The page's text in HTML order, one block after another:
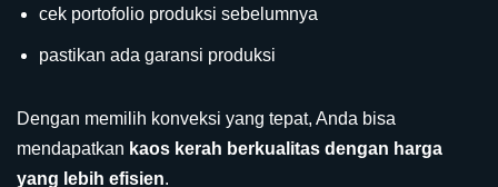
cek portofolio produksi sebelumnya
pastikan ada garansi produksi
Dengan memilih konveksi yang tepat, Anda bisa
mendapatkan kaos kerah berkualitas dengan harga
yang lebih efisien.